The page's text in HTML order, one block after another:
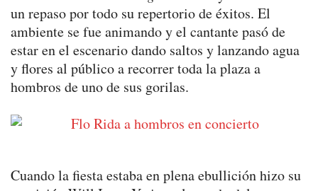
un repaso por todo su repertorio de éxitos. El
ambiente se fue animando y el cantante pasó de
estar en el escenario dando saltos y lanzando agua
y flores al público a recorrer toda la plaza a
hombros de uno de sus gorilas.
Cuando la fiesta estaba en plena ebullición hizo su